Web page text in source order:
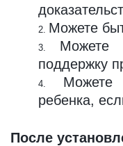
Можете
Можете
поддержку
Можете
ребенка,
После